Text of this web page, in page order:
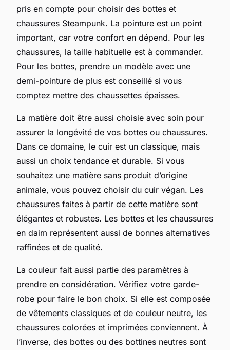
pris en compte pour choisir des bottes et
chaussures Steampunk. La pointure est un point
important, car votre confort en dépend. Pour les
chaussures, la taille habituelle est à commander.
Pour les bottes, prendre un modèle avec une
demi-pointure de plus est conseillé si vous
comptez mettre des chaussettes épaisses.
La matière doit être aussi choisie avec soin pour
assurer la longévité de vos bottes ou chaussures.
Dans ce domaine, le cuir est un classique, mais
aussi un choix tendance et durable. Si vous
souhaitez une matière sans produit d’origine
animale, vous pouvez choisir du cuir végan. Les
chaussures faites à partir de cette matière sont
élégantes et robustes. Les bottes et les chaussures
en daim représentent aussi de bonnes alternatives
raffinées et de qualité.
La couleur fait aussi partie des paramètres à
prendre en considération. Vérifiez votre garde-
robe pour faire le bon choix. Si elle est composée
de vêtements classiques et de couleur neutre, les
chaussures colorées et imprimées conviennent. À
l’inverse, des bottes ou des bottines neutres sont